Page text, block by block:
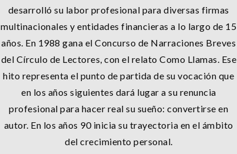
desarrolló su labor profesional para diversas firmas
multinacionales y entidades financieras a lo largo de 15
años. En 1988 gana el Concurso de Narraciones Breves
del Círculo de Lectores, con el relato Como Llamas. Ese
hito representa el punto de partida de su vocación que
en los años siguientes dará lugar a su renuncia
profesional para hacer real su sueño: convertirse en
autor. En los años 90 inicia su trayectoria en el ámbito
del crecimiento personal.